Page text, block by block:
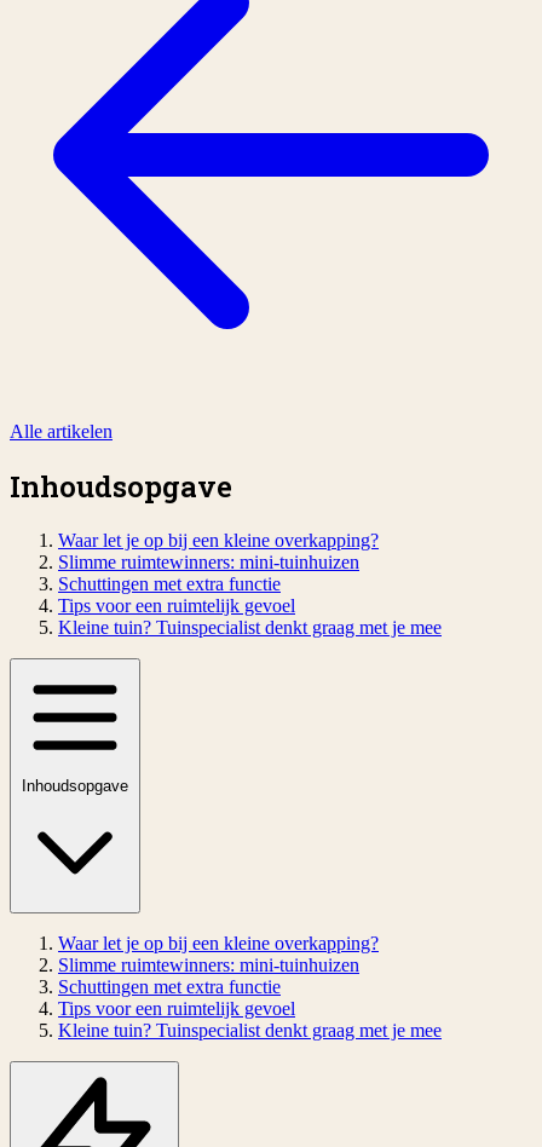
Alle artikelen
Inhoudsopgave
Waar let je op bij een kleine overkapping?
Slimme ruimtewinners: mini-tuinhuizen
Schuttingen met extra functie
Tips voor een ruimtelijk gevoel
Kleine tuin? Tuinspecialist denkt graag met je mee
Inhoudsopgave
Waar let je op bij een kleine overkapping?
Slimme ruimtewinners: mini-tuinhuizen
Schuttingen met extra functie
Tips voor een ruimtelijk gevoel
Kleine tuin? Tuinspecialist denkt graag met je mee